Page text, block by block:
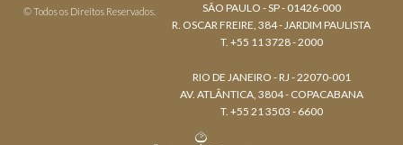
© Todos os Direitos Reservados.
SÃO PAULO - SP - 01426-000
R. OSCAR FREIRE, 384 - JARDIM PAULISTA
T. +55 11 3728 - 2000
RIO DE JANEIRO - RJ - 22070-001
AV. ATLÂNTICA, 3804 - COPACABANA
T. +55 21 3503 - 6600